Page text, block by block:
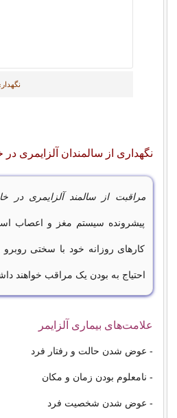
نگهداری از سالمندان آلزایمری در
مراقبت از سالمند آلزایمری در
پیشرونده سیستم مغز و اعصاب
کارهای روزانه خود با سختی
احتیاج به بودن یک مراقب خواهند
علامت‌های بیماری آلزایمر
- عوض شدن حالت و رفتار فرد
- نامعلوم بودن زمان و مکان
- عوض شدن شخصیت فرد